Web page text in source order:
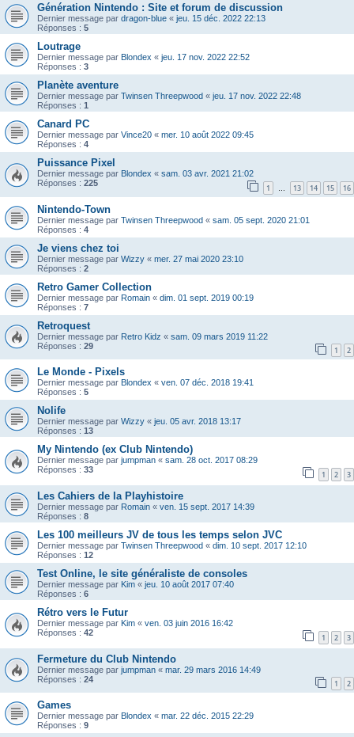
Génération Nintendo : Site et forum de discussion
Dernier message par dragon-blue « jeu. 15 déc. 2022 22:13
Réponses : 5
Loutrage
Dernier message par Blondex « jeu. 17 nov. 2022 22:52
Réponses : 3
Planète aventure
Dernier message par Twinsen Threepwood « jeu. 17 nov. 2022 22:48
Réponses : 1
Canard PC
Dernier message par Vince20 « mer. 10 août 2022 09:45
Réponses : 4
Puissance Pixel
Dernier message par Blondex « sam. 03 avr. 2021 21:02
Réponses : 225 1 … 13 14 15 16
Nintendo-Town
Dernier message par Twinsen Threepwood « sam. 05 sept. 2020 21:01
Réponses : 4
Je viens chez toi
Dernier message par Wizzy « mer. 27 mai 2020 23:10
Réponses : 2
Retro Gamer Collection
Dernier message par Romain « dim. 01 sept. 2019 00:19
Réponses : 7
Retroquest
Dernier message par Retro Kidz « sam. 09 mars 2019 11:22
Réponses : 29 1 2
Le Monde - Pixels
Dernier message par Blondex « ven. 07 déc. 2018 19:41
Réponses : 5
Nolife
Dernier message par Wizzy « jeu. 05 avr. 2018 13:17
Réponses : 13
My Nintendo (ex Club Nintendo)
Dernier message par jumpman « sam. 28 oct. 2017 08:29
Réponses : 33 1 2 3
Les Cahiers de la Playhistoire
Dernier message par Romain « ven. 15 sept. 2017 14:39
Réponses : 8
Les 100 meilleurs JV de tous les temps selon JVC
Dernier message par Twinsen Threepwood « dim. 10 sept. 2017 12:10
Réponses : 12
Test Online, le site généraliste de consoles
Dernier message par Kim « jeu. 10 août 2017 07:40
Réponses : 6
Rétro vers le Futur
Dernier message par Kim « ven. 03 juin 2016 16:42
Réponses : 42 1 2 3
Fermeture du Club Nintendo
Dernier message par jumpman « mar. 29 mars 2016 14:49
Réponses : 24 1 2
Games
Dernier message par Blondex « mar. 22 déc. 2015 22:29
Réponses : 9